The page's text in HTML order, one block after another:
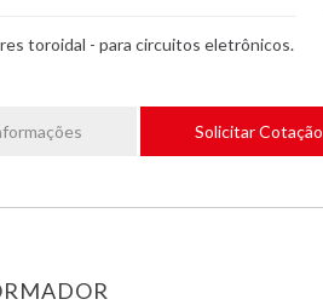
toroidal - para circuitos eletrônicos.
Solicitar Cotação